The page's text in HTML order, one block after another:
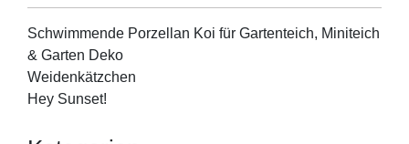
Schwimmende Porzellan Koi für Gartenteich, Miniteich
& Garten Deko
Weidenkätzchen
Hey Sunset!